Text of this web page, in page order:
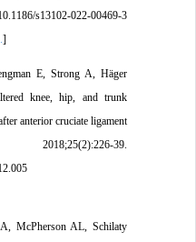
s13102-022-00469-3
E, Strong A, Häger
knee, hip, and trunk
anterior cruciate ligament
39.
McPherson AL, Schilaty